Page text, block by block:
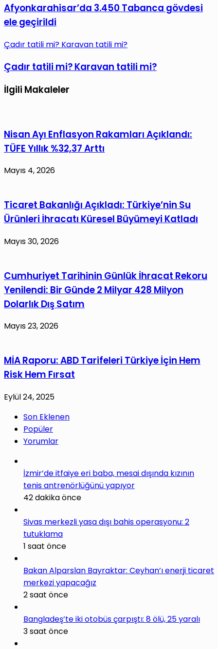
Afyonkarahisar’da 3.450 Tabanca gövdesi
ele geçirildi
Çadır tatili mi? Karavan tatili mi?
Çadır tatili mi? Karavan tatili mi?
İlgili Makaleler
Nisan Ayı Enflasyon Rakamları Açıklandı:
TÜFE Yıllık %32,37 Arttı
Mayıs 4, 2026
Ticaret Bakanlığı Açıkladı: Türkiye’nin Su
Ürünleri İhracatı Küresel Büyümeyi Katladı
Mayıs 30, 2026
Cumhuriyet Tarihinin Günlük İhracat Rekoru
Yenilendi: Bir Günde 2 Milyar 428 Milyon
Dolarlık Dış Satım
Mayıs 23, 2026
MİA Raporu: ABD Tarifeleri Türkiye İçin Hem
Risk Hem Fırsat
Eylül 24, 2025
Son Eklenen
Popüler
Yorumlar
İzmir’de itfaiye eri baba, mesai dışında kızının
tenis antrenörlüğünü yapıyor
42 dakika önce
Sivas merkezli yasa dışı bahis operasyonu: 2
tutuklama
1 saat önce
Bakan Alparslan Bayraktar: Ceyhan’ı enerji ticaret
merkezi yapacağız
2 saat önce
Bangladeş’te iki otobüs çarpıştı: 8 ölü, 25 yaralı
3 saat önce